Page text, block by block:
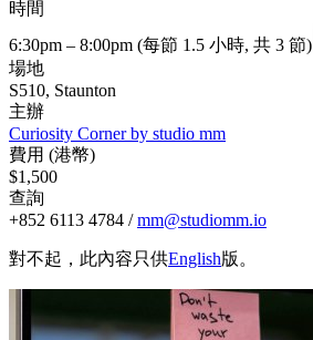
時間
6:30pm – 8:00pm (每節 1.5 小時, 共 3 節)
場地
S510, Staunton
主辦
Curiosity Corner by studio mm
費用 (港幣)
$1,500
查詢
+852 6113 4784 /mm@studiomm.io
對不起，此內容只供English版。